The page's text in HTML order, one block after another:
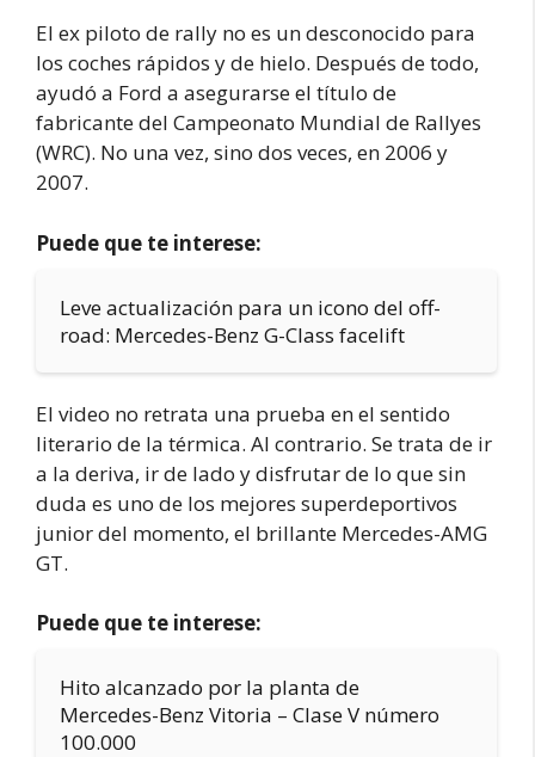
El ex piloto de rally no es un desconocido para
los coches rápidos y de hielo. Después de todo,
ayudó a Ford a asegurarse el título de
fabricante del Campeonato Mundial de Rallyes
(WRC). No una vez, sino dos veces, en 2006 y
2007.
Puede que te interese:
Leve actualización para un icono del off-
road: Mercedes-Benz G-Class facelift
El video no retrata una prueba en el sentido
literario de la térmica. Al contrario. Se trata de ir
a la deriva, ir de lado y disfrutar de lo que sin
duda es uno de los mejores superdeportivos
junior del momento, el brillante Mercedes-AMG
GT.
Puede que te interese:
Hito alcanzado por la planta de
Mercedes-Benz Vitoria – Clase V número
100.000